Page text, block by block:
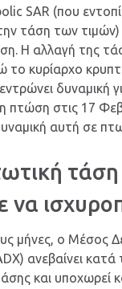
SAR (που
τάση των τιμών)
Η αλλαγή της
το κυρίαρχο
δυναμική
πτώση στις 17
αυτή σε
να
μήνες, ο Μέσος
ανεβαίνει κατά
και υποχωρεί